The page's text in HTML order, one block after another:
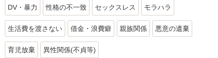
DV・暴力 性格の不一致 セックスレス モラハラ
生活費を渡さない 借金・浪費癖 親族関係 悪意の遺棄
育児放棄 異性関係(不貞等)